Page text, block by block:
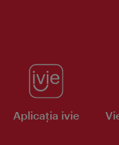
Aplicaţia ivie